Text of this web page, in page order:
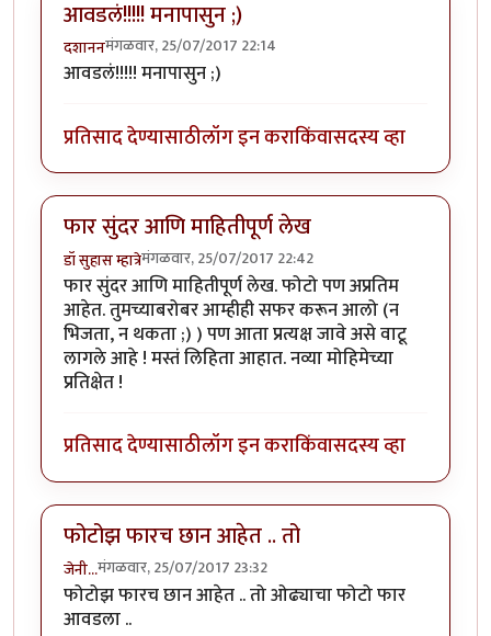
आवडलं!!!!! मनापासुन ;)
दशाननमंगळवार, 25/07/2017 22:14
आवडलं!!!!! मनापासुन ;)
प्रतिसाद देण्यासाठीलॉग इन कराकिंवासदस्य व्हा
फार सुंदर आणि माहितीपूर्ण लेख
डॉ सुहास म्हात्रेमंगळवार, 25/07/2017 22:42
फार सुंदर आणि माहितीपूर्ण लेख. फोटो पण अप्रतिम
आहेत. तुमच्याबरोबर आम्हीही सफर करून आलो (न
भिजता, न थकता ;) ) पण आता प्रत्यक्ष जावे असे वाटू
लागले आहे ! मस्तं लिहिता आहात. नव्या मोहिमेच्या
प्रतिक्षेत !
प्रतिसाद देण्यासाठीलॉग इन कराकिंवासदस्य व्हा
फोटोझ फारच छान आहेत .. तो
जेनी...मंगळवार, 25/07/2017 23:32
फोटोझ फारच छान आहेत .. तो ओढ्याचा फोटो फार
आवडला ..